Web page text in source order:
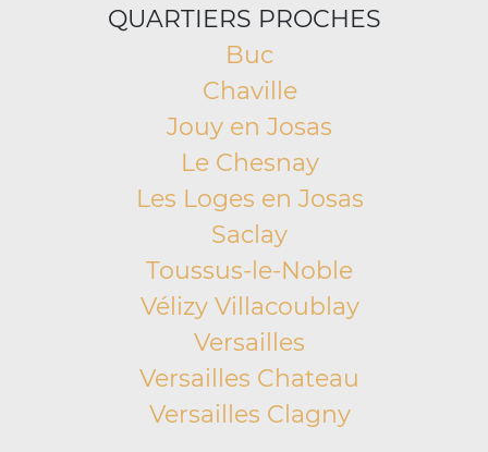
QUARTIERS PROCHES
Buc
Chaville
Jouy en Josas
Le Chesnay
Les Loges en Josas
Saclay
Toussus-le-Noble
Vélizy Villacoublay
Versailles
Versailles Chateau
Versailles Clagny